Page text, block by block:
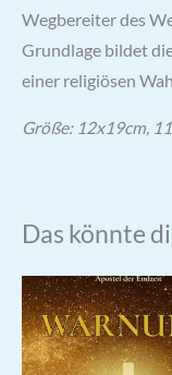
Wegbereiter des
Grundlage bildet
einer religiösen
Größe: 12x19cm,
Das könnte